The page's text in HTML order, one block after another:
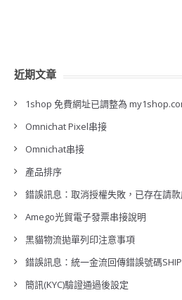
近期文章
1shop 免費網址已調整為
Omnichat Pixel串接
Omnichat串接
產品排序
錯誤訊息：取消授權失敗，已存在請款
Amego光貿電子發票串接說明
黑貓物流拋單列印注意事項
錯誤訊息：統一金流回傳錯誤號碼
簡訊(KYC)驗證通過後設定